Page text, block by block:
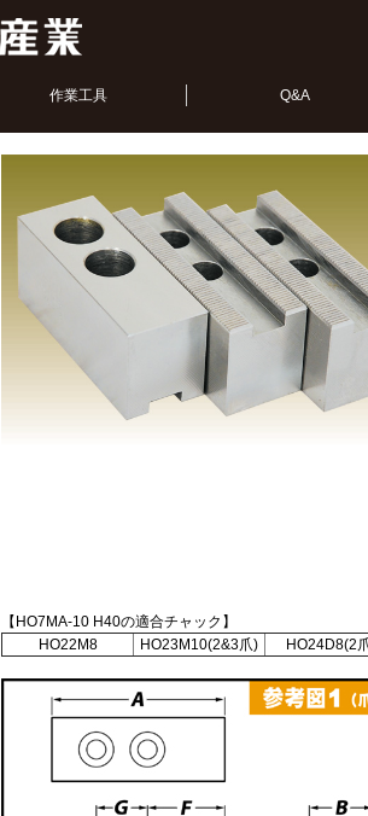
作業工具 Q&A
【HO7MA-10 H40の適合チャック】
HO22M8
HO23M10(2&3爪) HO24D8(2